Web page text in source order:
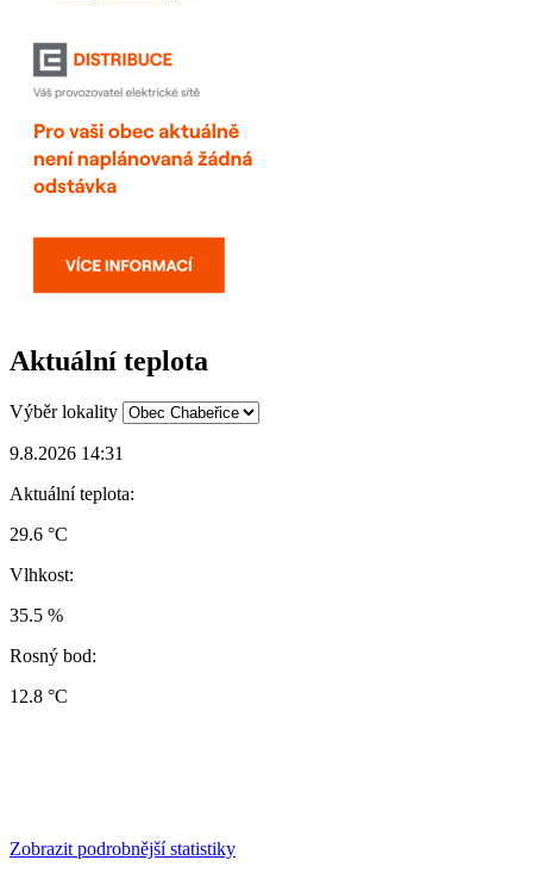
Aktuální teplota
Výběr lokality
9.8.2026 14:31
Aktuální teplota:
29.6 °C
Vlhkost:
35.5 %
Rosný bod:
12.8 °C
Zobrazit podrobnější statistiky